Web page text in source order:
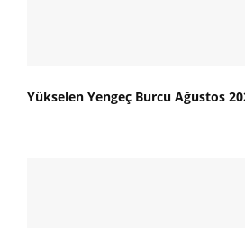
Yükselen Yengeç Burcu Ağustos